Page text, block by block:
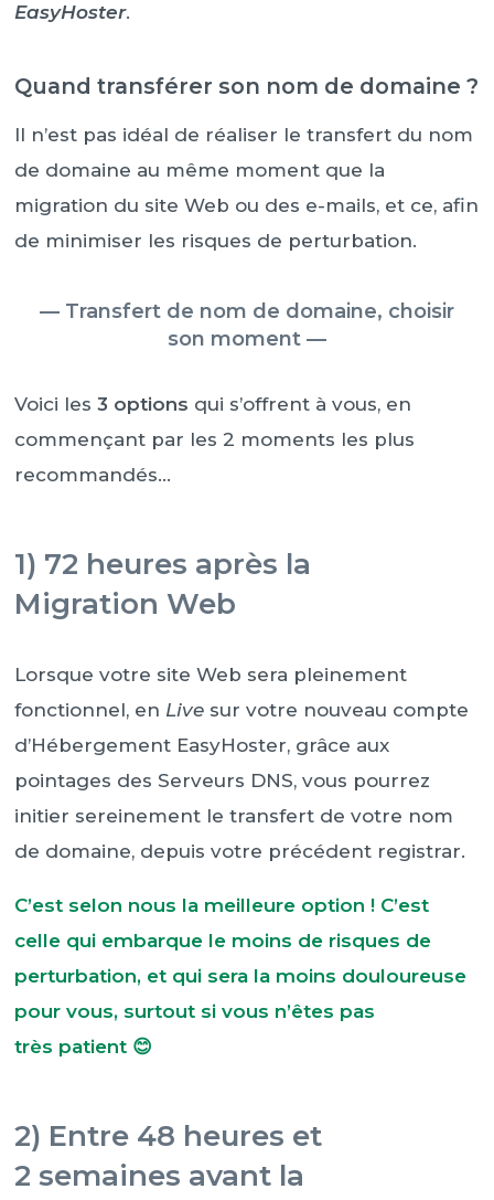
EasyHoster.
Quand transférer son nom de domaine ?
Il n’est pas idéal de réaliser le transfert du nom
de domaine au même moment que la
migration du site Web ou des e-mails, et ce, afin
de minimiser les risques de perturbation.
— Transfert de nom de domaine, choisir
son moment —
Voici les 3 options qui s’offrent à vous, en
commençant par les 2 moments les plus
recommandés…
1) 72 heures après la
Migration Web
Lorsque votre site Web sera pleinement
fonctionnel, en Live sur votre nouveau compte
d’Hébergement EasyHoster, grâce aux
pointages des Serveurs DNS, vous pourrez
initier sereinement le transfert de votre nom
de domaine, depuis votre précédent registrar.
C’est selon nous la meilleure option ! C’est
celle qui embarque le moins de risques de
perturbation, et qui sera la moins douloureuse
pour vous, surtout si vous n’êtes pas
très patient 😊
2) Entre 48 heures et
2 semaines avant la